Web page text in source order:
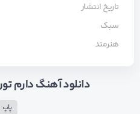
تاریخ انتشار
سبک
هنرمند
دانلود آهنگ دارم
پاپ